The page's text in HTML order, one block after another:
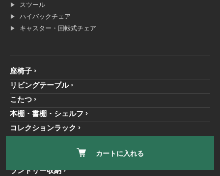
カートに入れる
スツール
ハイバックチェア
キャスター・回転式チェア
座椅子
リビングテーブル
こたつ
本棚・書棚・シェルフ
コレクションラック
ランドリー収納